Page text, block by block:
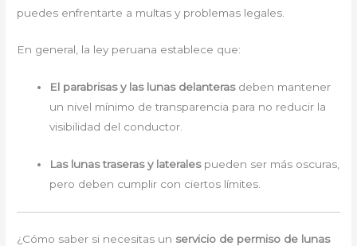
puedes enfrentarte a multas y problemas legales.
En general, la ley peruana establece que:
El parabrisas y las lunas delanterasdeben mantener
un nivel mínimo de transparencia para no reducir la
visibilidad del conductor.
Las lunas traseras y lateralespueden ser más oscuras,
pero deben cumplir con ciertos límites.
¿Cómo saber si necesitas un servicio de permiso de lunas